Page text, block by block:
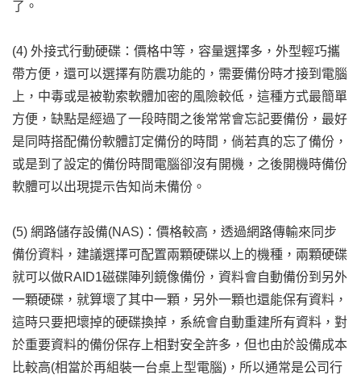
了。
(4) 外接式行動硬碟：價格中等，容量選擇多，外型輕巧攜
帶方便，還可以選擇有防震功能的，需要備份時才接到電腦
上，中毒或是被勒索軟體加密的風險較低，這種方式最簡單
方便，缺點是經過了一段時間之後常常會忘記要備份，最好
是同時搭配備份軟體訂定備份的時間，倘若真的忘了備份，
或是到了設定的備份時間電腦卻沒有開機，之後開機時備份
軟體可以出現提示告知尚未備份。
(5) 網路儲存設備(NAS)：價格較高，透過網路傳輸來同步
備份資料，建議選擇可配置兩顆硬碟以上的機種，兩顆硬碟
就可以做RAID1磁碟陣列鏡像備份，資料會自動備份到另外
一顆硬碟，就算壞了其中一顆，另外一顆也還能保有資料，
這時只要把壞掉的硬碟換掉，系統會自動重建所有資料，對
於重要資料的備份保存上相對安全許多，但也由於設備成本
比較高(相當於再組裝一台桌上型電腦)，所以通常是公司行